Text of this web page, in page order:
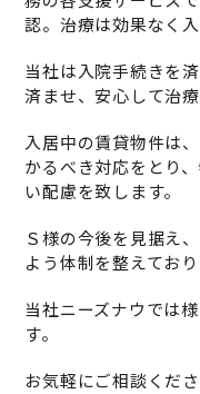
認。治療は効果なく
当社は入院手続きを
済ませ、安心して治
入居中の賃貸物件は
かるべき対応をとり
い配慮を致します。
Ｓ様の今後を見据え
よう体制を整えており
当社ニーズナウでは
す。
お気軽にご相談くださ